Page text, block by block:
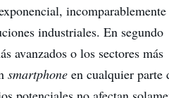
incomparablemente
industriales. En segundo
avanzados o los sectores más
smartphone en cualquier parte